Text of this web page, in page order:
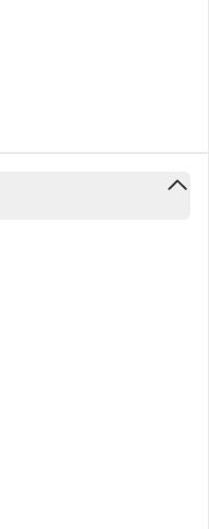
Parkbremse,